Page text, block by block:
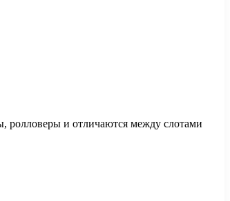
ролловеры и отличаются между слотами